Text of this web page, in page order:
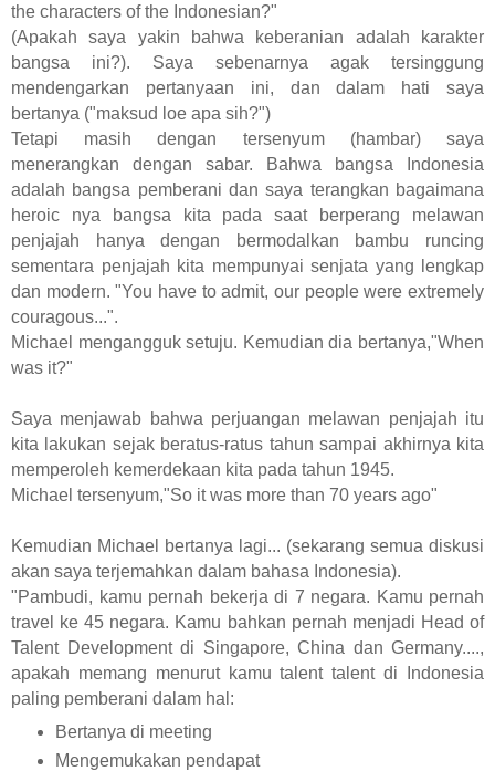
the characters of the Indonesian?"
(Apakah saya yakin bahwa keberanian adalah karakter
bangsa ini?). Saya sebenarnya agak tersinggung
mendengarkan pertanyaan ini, dan dalam hati saya
bertanya ("maksud loe apa sih?")
Tetapi masih dengan tersenyum (hambar) saya
menerangkan dengan sabar. Bahwa bangsa Indonesia
adalah bangsa pemberani dan saya terangkan bagaimana
heroic nya bangsa kita pada saat berperang melawan
penjajah hanya dengan bermodalkan bambu runcing
sementara penjajah kita mempunyai senjata yang lengkap
dan modern."You have to admit, our people were extremely
couragous...".
Michael mengangguk setuju. Kemudian dia bertanya,"When
was it?"
Saya menjawab bahwa perjuangan melawan penjajah itu
kita lakukan sejak beratus-ratus tahun sampai akhirnya kita
memperoleh kemerdekaan kita pada tahun 1945.
Michael tersenyum,"So it was more than 70 years ago"
Kemudian Michael bertanya lagi... (sekarang semua diskusi
akan saya terjemahkan dalam bahasa Indonesia).
"Pambudi, kamu pernah bekerja di 7 negara. Kamu pernah
travel ke 45 negara. Kamu bahkan pernah menjadi Head of
Talent Development di Singapore, China dan Germany....,
apakah memang menurut kamu talent talent di Indonesia
paling pemberani dalam hal:
Bertanya di meeting
Mengemukakan pendapat